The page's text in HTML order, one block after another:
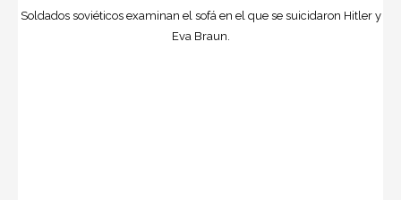
Soldados soviéticos examinan el sofá en el que se suicidaron Hitler y
Eva Braun.